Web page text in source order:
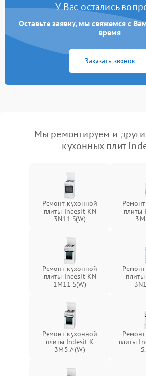
У Вас остались
Оставьте заявку, мы свяжемся с
время
Заказать звонок
Мы ремонтируем и
кухонных плит
Ремонт кухонной
плиты Indesit KN
3N11 S(W)
плиты
Ремонт кухонной
плиты Indesit KN
1M11 S(W)
Ремонт кухонной
плиты Indesit K
3M5.A (W)
плиты